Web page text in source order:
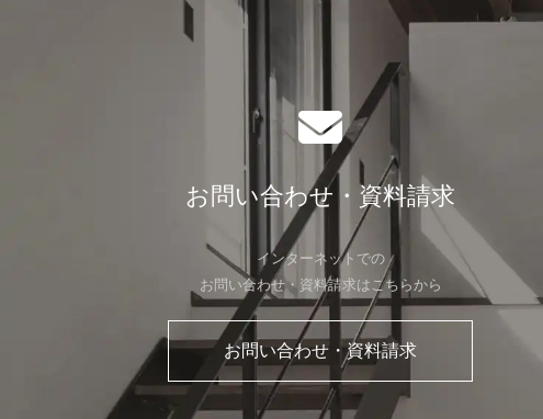
お問い合わせ・資料請求
インターネットでの
お問い合わせ・資料請求はこちらから
お問い合わせ・資料請求